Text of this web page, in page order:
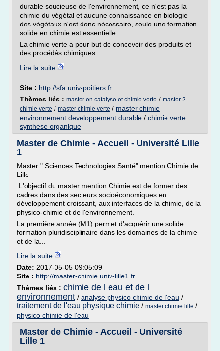
durable soucieuse de l'environnement, ce n'est pas la
chimie du végétal et aucune connaissance en biologie
des végétaux n'est donc nécessaire, seule une formation
solide en chimie est essentielle.
La chimie verte a pour but de concevoir des produits et
des procédés chimiques...
Lire la suite
Site : http://sfa.univ-poitiers.fr
Thèmes liés : master en catalyse et chimie verte / master 2
chimie verte / master chimie verte / master chimie
environnement developpement durable / chimie verte
synthese organique
Master de Chimie - Accueil - Université Lille
1
Master " Sciences Technologies Santé" mention Chimie de
Lille
L'objectif du master mention Chimie est de former des
cadres dans des secteurs socioéconomiques en
développement croissant, aux interfaces de la chimie, de la
physico-chimie et de l'environnement.
La première année (M1) permet d'acquérir une solide
formation pluridisciplinaire dans les domaines de la chimie
et de la...
Lire la suite
Date: 2017-05-05 09:05:09
Site : http://master-chimie.univ-lille1.fr
Thèmes liés : chimie de l eau et de l
environnement / analyse physico chimie de l'eau /
traitement de l'eau physique chimie / master chimie lille /
physico chimie de l'eau
Master de Chimie - Accueil - Université
Lille 1